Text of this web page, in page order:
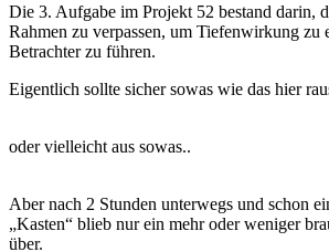
Die 3. Aufgabe im Projekt 52 bestand darin,
Rahmen zu verpassen, um Tiefenwirkung zu
Betrachter zu führen.
Eigentlich sollte sicher sowas wie das hier
oder vielleicht aus sowas..
Aber nach 2 Stunden unterwegs und schon
„Kasten“ blieb nur ein mehr oder weniger
über.